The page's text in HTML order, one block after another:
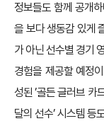
정보들도 함께 공개
을 보다 생동감 있게
가 아닌 선수별 경기
경험을 제공할 예정
성된 ’골든 글러브 카
달의 선수’ 시스템 등